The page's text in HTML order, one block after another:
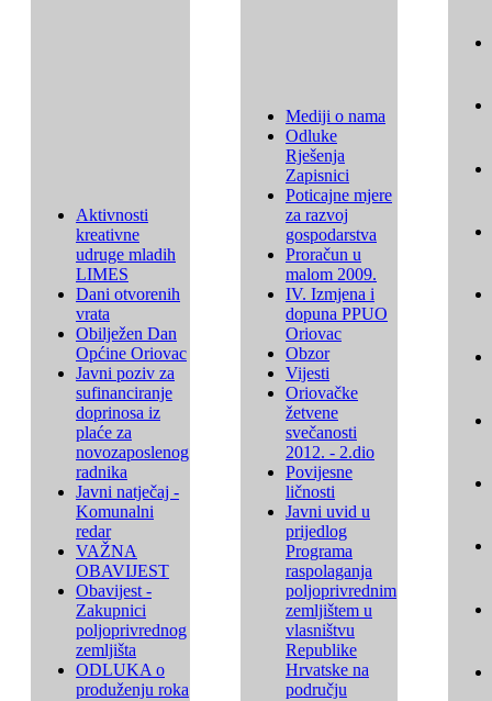
Aktivnosti
kreativne
udruge mladih
LIMES
Dani otvorenih
vrata
Obilježen Dan
Općine Oriovac
Javni poziv za
sufinanciranje
doprinosa iz
plaće za
novozaposlenog
radnika
Javni natječaj -
Komunalni
redar
VAŽNA
OBAVIJEST
Obavijest -
Zakupnici
poljoprivrednog
zemljišta
ODLUKA o
produženju roka
Mediji o nama
Odluke
Rješenja
Zapisnici
Poticajne mjere
za razvoj
gospodarstva
Proračun u
malom 2009.
IV. Izmjena i
dopuna PPUO
Oriovac
Obzor
Vijesti
Oriovačke
žetvene
svečanosti
2012. - 2.dio
Povijesne
ličnosti
Javni uvid u
prijedlog
Programa
raspolaganja
poljoprivrednim
zemljištem u
vlasništvu
Republike
Hrvatske na
području